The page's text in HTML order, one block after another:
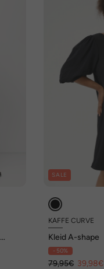
SALE
KAFFE CURVE
Kleid A-shape
- 50%
79,95€ 39,98€